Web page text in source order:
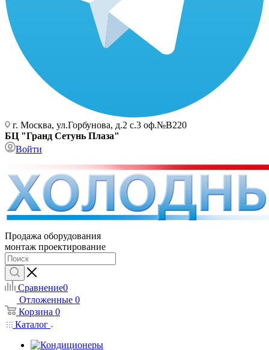
г. Москва, ул.Горбунова, д.2 с.3 оф.№В220
БЦ "Гранд Сетунь Плаза"
Войти
Продажа оборудования
монтаж проектирование
Сравнение0
Отложенные 0
Корзина 0
Каталог